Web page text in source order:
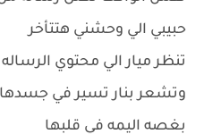
حبيبي الي وحشني هتتأخر
تنظر ميار الي محتوي الرساله
وتشعر بنار تسير في
بغصه اليمه في قلبها